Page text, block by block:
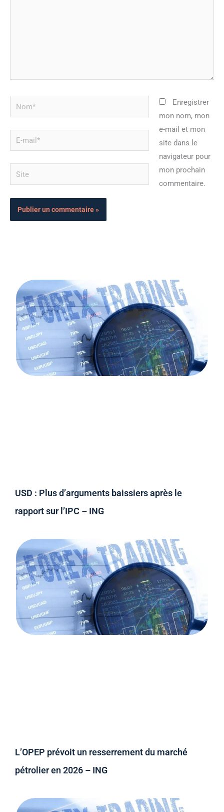
Nom*
mail*
Site
Enregistrer
mon nom, mon
e-mail et mon
site dans le
navigateur pour
mon prochain
commentaire.
USD : Plus d’arguments baissiers après le
rapport sur l’IPC – ING
L’OPEP prévoit un resserrement du marché
pétrolier en 2026 – ING